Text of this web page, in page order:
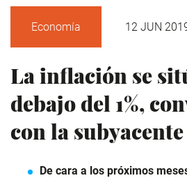
Economía 12 JUN
La inflación se
debajo del 1%,
con la subyacente
De cara a los próximos